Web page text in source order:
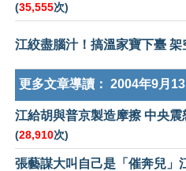
(35,555次)
江絞盡腦汁！搞溫家寶下臺 架
更多文章導讀： 2004年9月13
江給胡與普京製造摩擦 中央震
(28,910次)
張藝謀大叫自己是「催奔兒」